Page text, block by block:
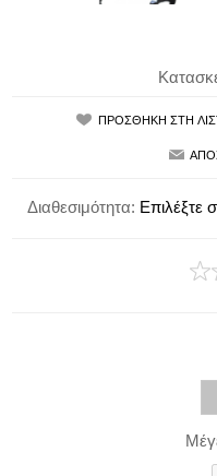
Διαθεσιμότητα: Επιλέξτε